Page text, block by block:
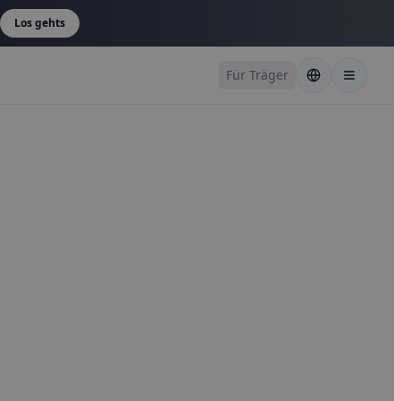
Los gehts
Für Träger